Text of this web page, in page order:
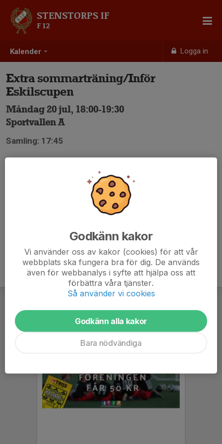
Kalender Logga in
STENSTORPS IF
F 12
Extra sommarträning/Inför
Eskilscupen
Måndag 20 jul, 18:00-19:30
Sportvallen A
Samling: 17:45
Godkänn kakor
Vi använder oss av kakor (cookies) för att vår
webbplats ska fungera bra för dig. De används
även för webbanalys i syfte att hjälpa oss att
förbättra våra tjänster.
Så använder vi cookies
Godkänn alla kakor
Bara nödvändiga